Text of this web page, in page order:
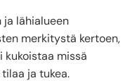
ja lähialueen
merkitystä kertoen,
missä
ja tukea.